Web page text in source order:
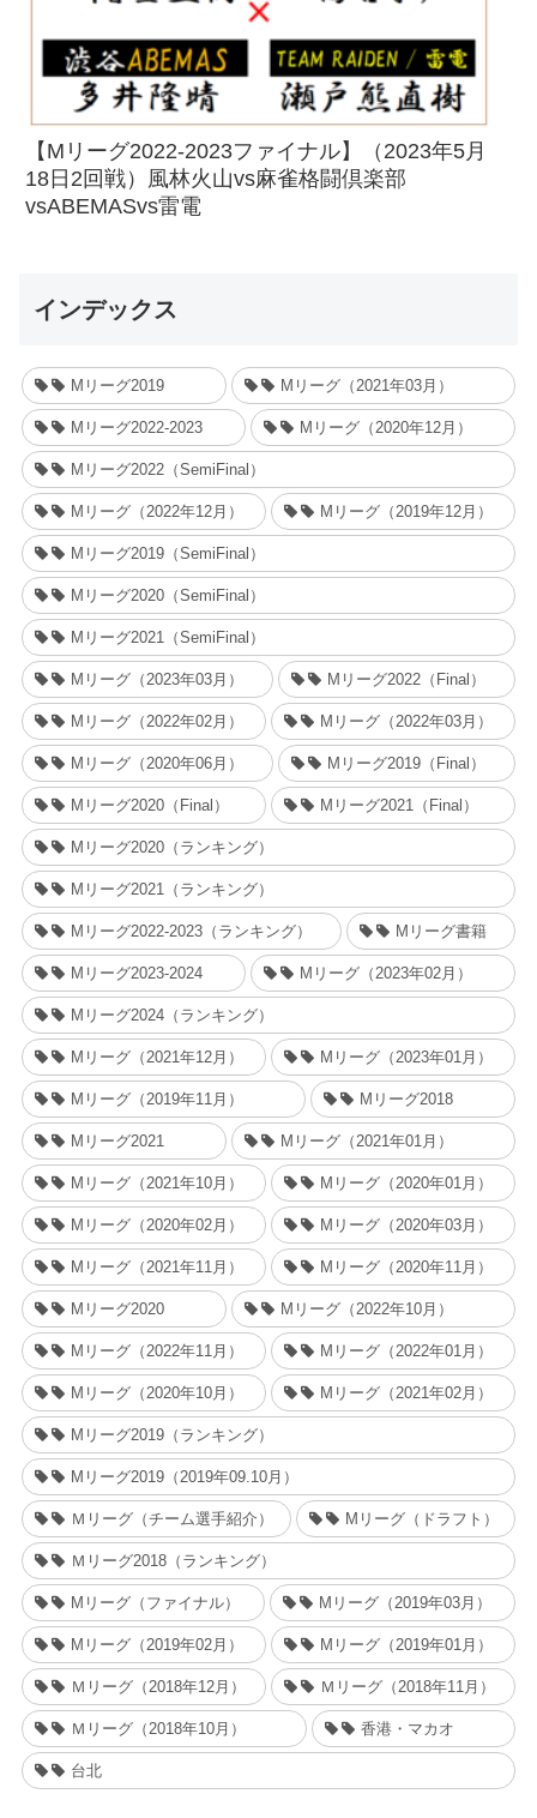
【Mリーグ2022-2023ファイナル】（2023年5月
18日2回戦）風林火山vs麻雀格闘倶楽部
vsABEMASvs雷電
インデックス
Mリーグ2019 Mリーグ（2021年03月）
Mリーグ2022-2023 Mリーグ（2020年12月）
Mリーグ2022（SemiFinal）
Mリーグ（2022年12月） Mリーグ（2019年12月）
Mリーグ2019（SemiFinal）
Mリーグ2020（SemiFinal）
Mリーグ2021（SemiFinal）
Mリーグ（2023年03月） Mリーグ2022（Final）
Mリーグ（2022年02月） Mリーグ（2022年03月）
Mリーグ（2020年06月） Mリーグ2019（Final）
Mリーグ2020（Final） Mリーグ2021（Final）
Mリーグ2020（ランキング）
Mリーグ2021（ランキング）
Mリーグ2022-2023（ランキング） Mリーグ書籍
Mリーグ2023-2024 Mリーグ（2023年02月）
Mリーグ2024（ランキング）
Mリーグ（2021年12月） Mリーグ（2023年01月）
Mリーグ（2019年11月） Mリーグ2018
Mリーグ2021 Mリーグ（2021年01月）
Mリーグ（2021年10月） Mリーグ（2020年01月）
Mリーグ（2020年02月） Mリーグ（2020年03月）
Mリーグ（2021年11月） Mリーグ（2020年11月）
Mリーグ2020 Mリーグ（2022年10月）
Mリーグ（2022年11月） Mリーグ（2022年01月）
Mリーグ（2020年10月） Mリーグ（2021年02月）
Mリーグ2019（ランキング）
Mリーグ2019（2019年09.10月）
Ｍリーグ（チーム選手紹介） Mリーグ（ドラフト）
Ｍリーグ2018（ランキング）
Mリーグ（ファイナル） Mリーグ（2019年03月）
Mリーグ（2019年02月） Mリーグ（2019年01月）
Ｍリーグ（2018年12月） Ｍリーグ（2018年11月）
Ｍリーグ（2018年10月） 香港・マカオ
台北